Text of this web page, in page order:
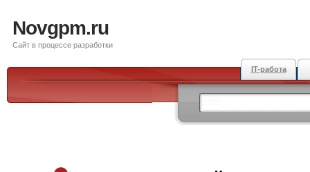
Novgpm.ru
Сайт в процессе разработки
IT-работа